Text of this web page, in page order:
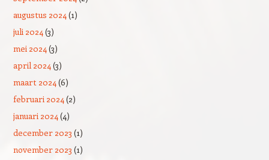
augustus 2024(1)
juli 2024(3)
mei 2024(3)
april 2024(3)
maart 2024(6)
februari 2024(2)
januari 2024(4)
december 2023 (1)
november 2023 (1)